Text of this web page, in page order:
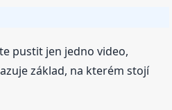
pustit jen jedno video,
základ, na kterém stojí